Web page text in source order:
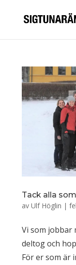
Tack alla
av Ulf Höglin |
Vi som jobbar
deltog och
För er som är